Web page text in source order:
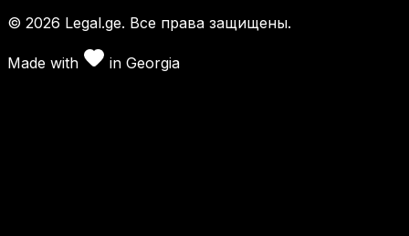
© 2026 Legal.ge. Все права защищены.
Made with in Georgia